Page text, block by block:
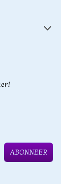
ABONNEER